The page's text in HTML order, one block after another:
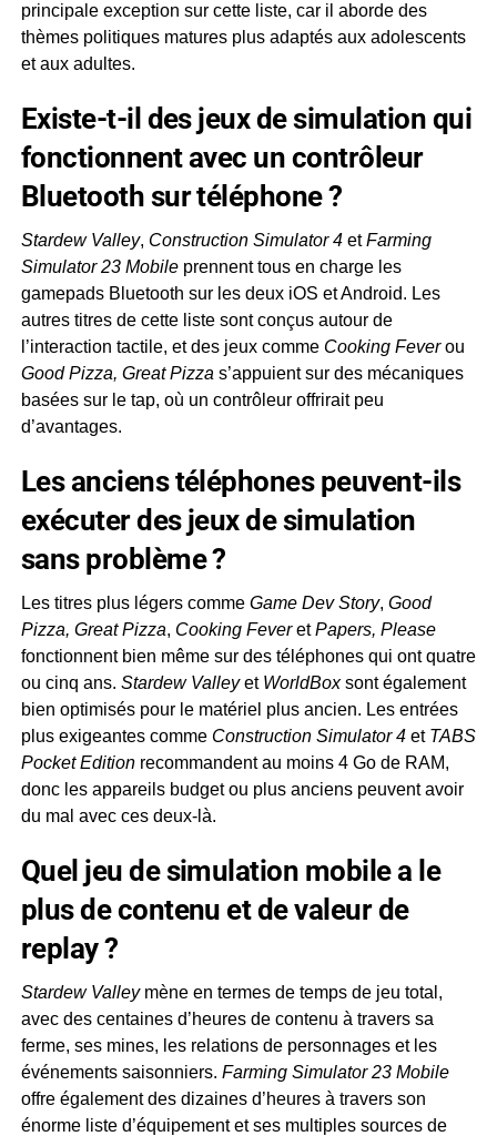
principale exception sur cette liste, car il aborde des
thèmes politiques matures plus adaptés aux adolescents
et aux adultes.
Existe-t-il des jeux de simulation qui
fonctionnent avec un contrôleur
Bluetooth sur téléphone ?
Stardew Valley, Construction Simulator 4etFarming
Simulator 23 Mobileprennent tous en charge les
gamepads Bluetooth sur les deux iOS et Android. Les
autres titres de cette liste sont conçus autour de
l’interaction tactile, et des jeux comme Cooking Feverou
Good Pizza, Great Pizza s’appuient sur des mécaniques
basées sur le tap, où un contrôleur offrirait peu
d’avantages.
Les anciens téléphones peuvent-ils
exécuter des jeux de simulation
sans problème ?
Les titres plus légers comme Game Dev Story, Good
Pizza, Great Pizza, Cooking FeveretPapers, Please
fonctionnent bien même sur des téléphones qui ont quatre
ou cinq ans. Stardew Valleyet WorldBoxsont également
bien optimisés pour le matériel plus ancien. Les entrées
plus exigeantes comme Construction Simulator 4et TABS
Pocket Editionrecommandent au moins 4 Go de RAM,
donc les appareils budget ou plus anciens peuvent avoir
du mal avec ces deux-là.
Quel jeu de simulation mobile a le
plus de contenu et de valeur de
replay ?
Stardew Valleymène en termes de temps de jeu total,
avec des centaines d’heures de contenu à travers sa
ferme, ses mines, les relations de personnages et les
événements saisonniers. Farming Simulator 23 Mobile
offre également des dizaines d’heures à travers son
énorme liste d’équipement et ses multiples sources de